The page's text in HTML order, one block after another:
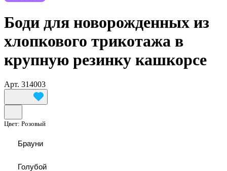
Боди для новорожденных из
хлопкового трикотажа в
крупную резинку кашкорсе
Арт. 314003
Цвет: Розовый
Брауни
Голубой